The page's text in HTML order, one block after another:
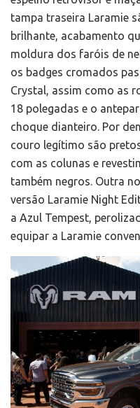
tampa traseira Laramie
brilhante, acabamento
moldura dos faróis de
os badges cromados
Crystal, assim como as
18 polegadas e o
choque dianteiro. Por
couro legítimo são
com as colunas e
também negros. Outra
versão Laramie Night
a Azul Tempest,
equipar a Laramie